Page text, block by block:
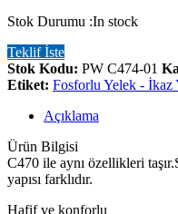
Stok Durumu :In stock
Teklif İste
Stok Kodu: PW C474-01
Etiket: Fosforlu Yelek - İkaz
Açıklama
Ürün Bilgisi
C470 ile aynı özellikleri
yapısı farklıdır.
Hafif ve konforlu